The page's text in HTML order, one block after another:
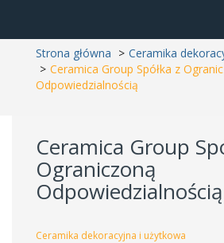
Strona główna
Ceramika
Ceramica Group Spółka z
Odpowiedzialnością
Ceramica Group
Ograniczoną
Odpowiedzialnością
Ceramika dekoracyjna i użytkowa